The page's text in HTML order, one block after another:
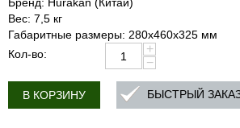
Вес: 7,5 кг
Габаритные размеры: 280x460x325 мм
Кол-во:
+
−
В КОРЗИНУ БЫСТРЫЙ